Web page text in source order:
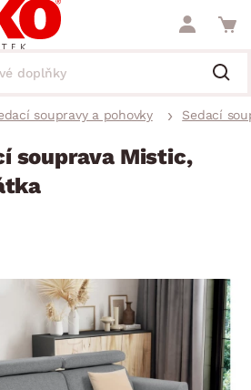
soupravy a pohovky Sedací
souprava Mistic,